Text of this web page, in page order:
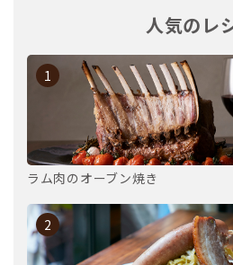
人気のレ
1
ラム肉のオーブン焼き
2